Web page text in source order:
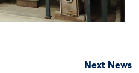
Next News